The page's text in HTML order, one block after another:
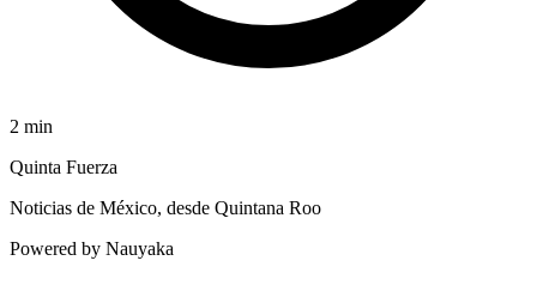
2 min
Quinta Fuerza
Noticias de México, desde Quintana Roo
Powered by Nauyaka